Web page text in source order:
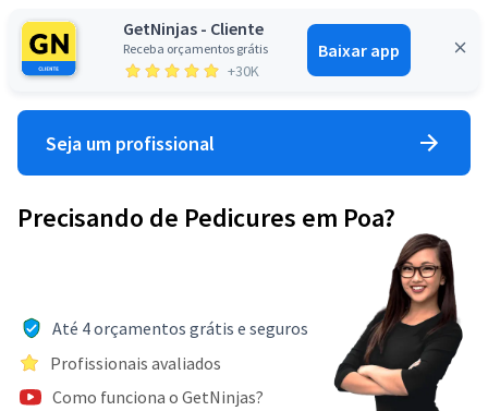
GetNinjas - Cliente
Receba orçamentos grátis
+30K
Baixar app
Entrar
Seja um profissional
Precisando de Pedicures em Poa?
Até 4 orçamentos grátis e seguros
Profissionais avaliados
Como funciona o GetNinjas?